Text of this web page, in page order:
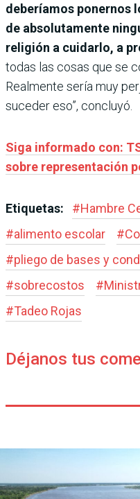
deberíamos ponernos
de absolutamente
religión a cuidarlo, a
todas las cosas que se
Realmente sería muy
suceder eso”, concluyó.
Siga informado con:
sobre representación
Etiquetas: #Hambre
#alimento escolar #
#pliego de bases y
#sobrecostos #
#Tadeo Rojas
Déjanos tus